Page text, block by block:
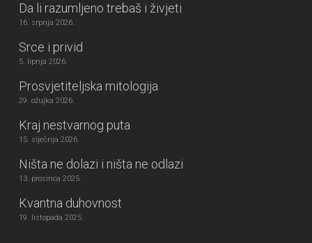
Da li razumljeno trebaš i živjeti
16. srpnja 2026.
Srce i privid
5. lipnja 2026.
Prosvjetiteljska mitologija
29. ožujka 2026.
Kraj nestvarnog puta
15. siječnja 2026.
Ništa ne dolazi i ništa ne odlazi
13. prosinca 2025.
Kvantna duhovnost
19. listopada 2025.